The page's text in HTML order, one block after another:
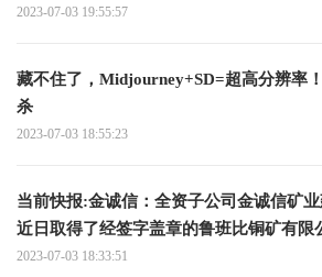
2023-07-03 19:55:57
藏不住了，Midjourney+SD=超高分辨率
杀
2023-07-03 18:55:23
当前快报:金诚信：全资子公司金诚信矿
近日取得了经签字盖章的鲁班比铜矿有限
拓和生产运营合同
2023-07-03 18:33:51